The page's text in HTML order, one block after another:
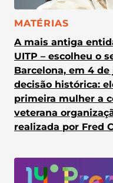
CATEGORIA:
MATÉRIAS
A mais antiga
UITP – escolheu o
Barcelona, em 4
decisão histórica:
primeira mulher a
veterana
realizada por Fred